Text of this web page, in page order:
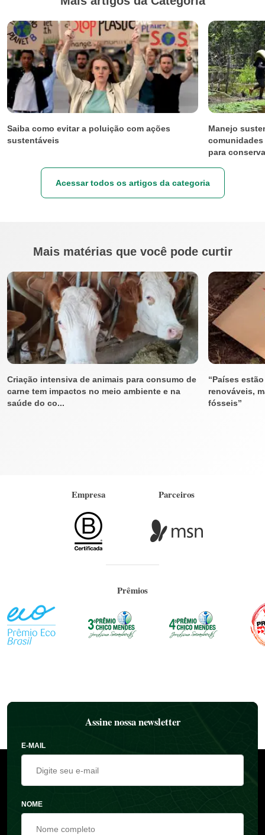
Saiba como evitar a poluição com ações
sustentáveis
Manejo
para
Acessar todos os artigos da categoria
Mais matérias que você pode curtir
Criação intensiva de animais para consumo de
carne tem impactos no meio ambiente e na
saúde do co...
“Países
renováveis,
fósseis”
Empresa Parceiros
Prêmios
Assine nossa newsletter
E-MAIL
NOME